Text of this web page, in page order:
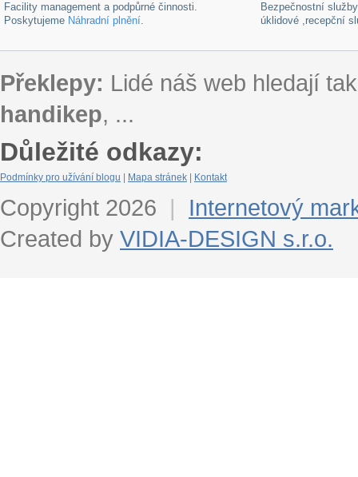
Facility management a podpůrné činnosti.
Poskytujeme Náhradní plnění.
Bezpečnostní
úklidové ,recepční
Překlepy: Lidé náš web hledají
handikep, ...
Důležité odkazy:
Podmínky pro užívání blogu Mapa stránek Kontakt
Copyright 2026 |
Internetový
Created by VIDIA-DESIGN s.r.o.